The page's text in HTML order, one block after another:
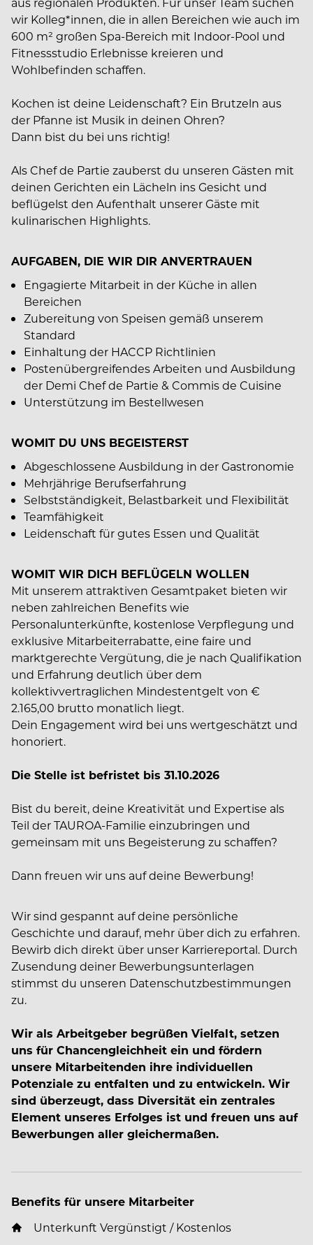
wir Kolleg*innen, die in allen Bereichen wie auch im
600 m² großen Spa-Bereich mit Indoor-Pool und
Fitnessstudio Erlebnisse kreieren und
Wohlbefinden schaffen.
Kochen ist deine Leidenschaft? Ein Brutzeln aus
der Pfanne ist Musik in deinen Ohren?
Dann bist du bei uns richtig!
Als Chef de Partie zauberst du unseren Gästen mit
deinen Gerichten ein Lächeln ins Gesicht und
beflügelst den Aufenthalt unserer Gäste mit
kulinarischen Highlights.
AUFGABEN, DIE WIR DIR ANVERTRAUEN
Engagierte Mitarbeit in der Küche in allen
Bereichen
Zubereitung von Speisen gemäß unserem
Standard
Einhaltung der HACCP Richtlinien
Postenübergreifendes Arbeiten und Ausbildung
der Demi Chef de Partie & Commis de Cuisine
Unterstützung im Bestellwesen
WOMIT DU UNS BEGEISTERST
Abgeschlossene Ausbildung in der Gastronomie
Mehrjährige Berufserfahrung
Selbstständigkeit, Belastbarkeit und Flexibilität
Teamfähigkeit
Leidenschaft für gutes Essen und Qualität
WOMIT WIR DICH BEFLÜGELN WOLLEN
Mit unserem attraktiven Gesamtpaket bieten wir
neben zahlreichen Benefits wie
Personalunterkünfte, kostenlose Verpflegung und
exklusive Mitarbeiterrabatte, eine faire und
marktgerechte Vergütung, die je nach Qualifikation
und Erfahrung deutlich über dem
kollektivvertraglichen Mindestentgelt von €
2.165,00 brutto monatlich liegt.
Dein Engagement wird bei uns wertgeschätzt und
honoriert.
Die Stelle ist befristet bis 31.10.2026
Bist du bereit, deine Kreativität und Expertise als
Teil der TAUROA-Familie einzubringen und
gemeinsam mit uns Begeisterung zu schaffen?
Dann freuen wir uns auf deine Bewerbung!
Wir sind gespannt auf deine persönliche
Geschichte und darauf, mehr über dich zu erfahren.
Bewirb dich direkt über unser Karriereportal. Durch
Zusendung deiner Bewerbungsunterlagen
stimmst du unseren Datenschutzbestimmungen
zu.
Wir als Arbeitgeber begrüßen Vielfalt, setzen
uns für Chancengleichheit ein und fördern
unsere Mitarbeitenden ihre individuellen
Potenziale zu entfalten und zu entwickeln. Wir
sind überzeugt, dass Diversität ein zentrales
Element unseres Erfolges ist und freuen uns auf
Bewerbungen aller gleichermaßen.
Benefits für unsere Mitarbeiter
Unterkunft Vergünstigt / Kostenlos